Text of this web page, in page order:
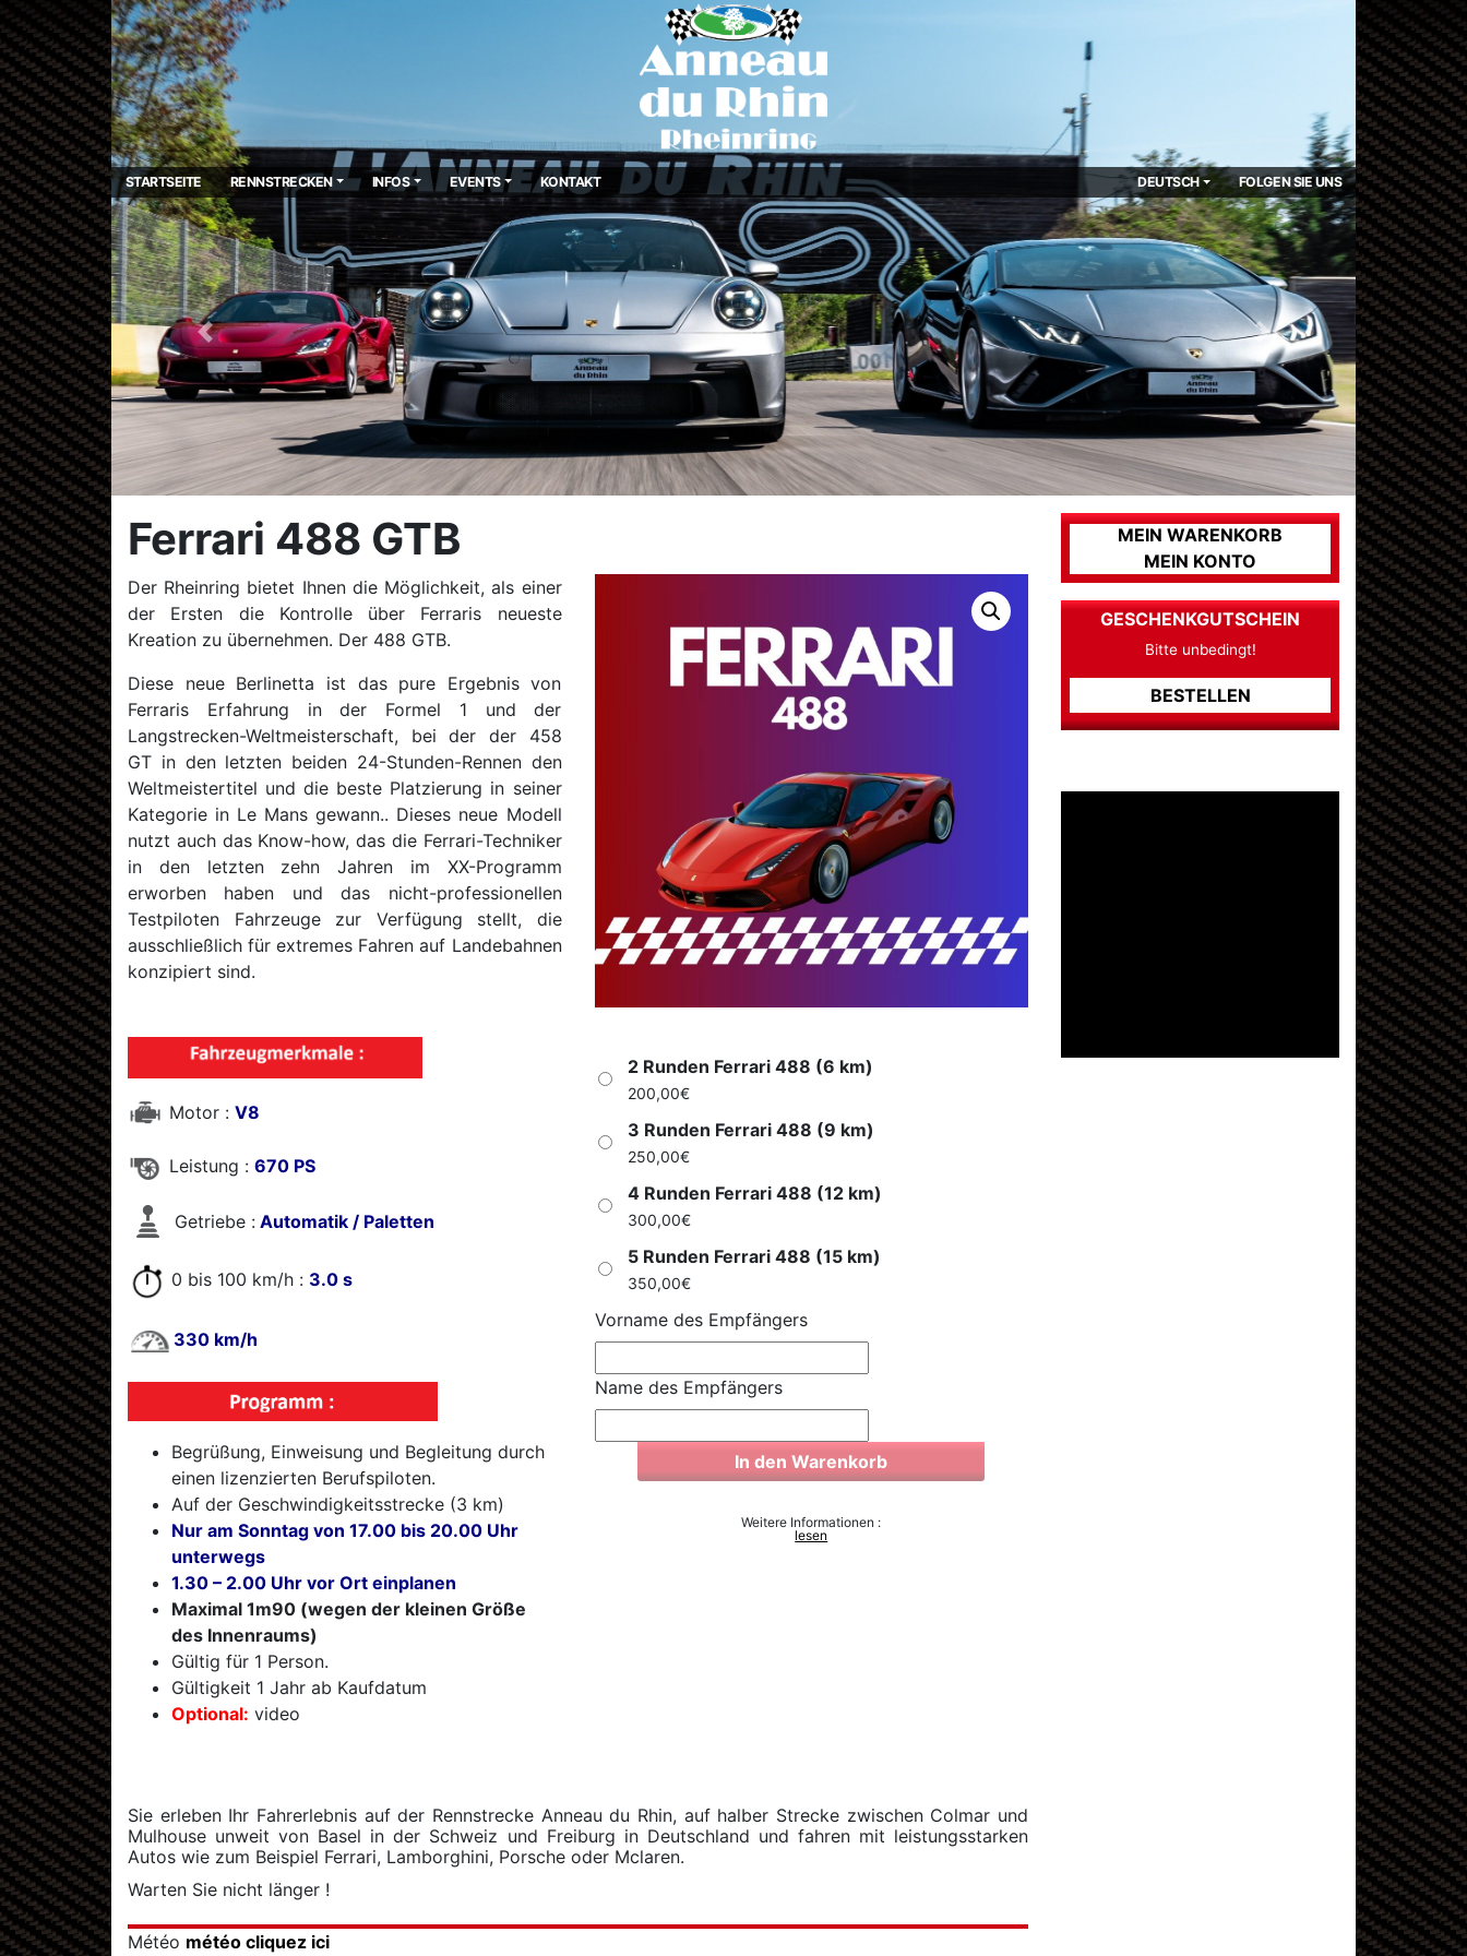
STARTSEITE RENNSTRECKEN INFOS EVENTS KONTAKT FOLGEN SIE UNS
DEUTSCH
Previous Next
Ferrari 488 GTB
Der Rheinring bietet Ihnen die Möglichkeit, als einer
der Ersten die Kontrolle über Ferraris neueste
Kreation zu übernehmen. Der 488 GTB.
Diese neue Berlinetta ist das pure Ergebnis von
Ferraris Erfahrung in der Formel 1 und der
Langstrecken-Weltmeisterschaft, bei der der 458
GT in den letzten beiden 24-Stunden-Rennen den
Weltmeistertitel und die beste Platzierung in seiner
Kategorie in Le Mans gewann.. Dieses neue Modell
nutzt auch das Know-how, das die Ferrari-Techniker
in den letzten zehn Jahren im XX-Programm
erworben haben und das nicht-professionellen
Testpiloten Fahrzeuge zur Verfügung stellt, die
ausschließlich für extremes Fahren auf Landebahnen
konzipiert sind.
Motor : V8
Leistung : 670 PS
Getriebe : Automatik / Paletten
0 bis 100 km/h : 3.0 s
330 km/h
Begrüßung, Einweisung und Begleitung durch
einen lizenzierten Berufspiloten.
Auf der Geschwindigkeitsstrecke (3 km)
Nur am Sonntag von 17.00 bis 20.00 Uhr
unterwegs
1.30 – 2.00 Uhr vor Ort einplanen
Maximal 1m90 (wegen der kleinen Größe
des Innenraums)
Gültig für 1 Person.
Gültigkeit 1 Jahr ab Kaufdatum
Optional: video
2 Runden Ferrari 488 (6 km)
200,00€
3 Runden Ferrari 488 (9 km)
250,00€
4 Runden Ferrari 488 (12 km)
300,00€
5 Runden Ferrari 488 (15 km)
350,00€
Vorname des Empfängers
Name des Empfängers
In den Warenkorb
Weitere Informationen :
lesen
Sie erleben Ihr Fahrerlebnis auf der Rennstrecke Anneau du Rhin, auf halber Strecke zwischen Colmar und
Mulhouse unweit von Basel in der Schweiz und Freiburg in Deutschland und fahren mit leistungsstarken
Autos wie zum Beispiel Ferrari, Lamborghini, Porsche oder Mclaren.
Warten Sie nicht länger !
Météo météo cliquez ici
MEIN WARENKORB
MEIN KONTO
GESCHENKGUTSCHEIN
Bitte unbedingt!
BESTELLEN